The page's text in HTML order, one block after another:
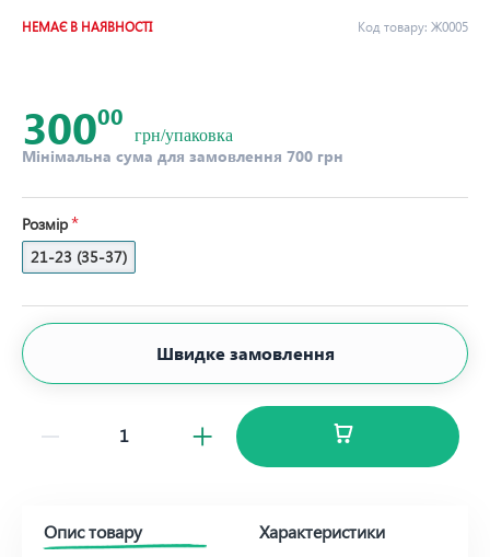
30000
грн/упаковка
Мінімальна сума для замовлення 700 грн
НЕМАЄ В НАЯВНОСТІ Код товару: Ж0005
Розмір
21-23 (35-37)
Швидке замовлення
Опис товару Характеристики